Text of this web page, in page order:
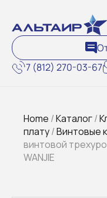
7 (812) 270-03-67
Home /Каталог/
плату/Винтовые
винтовой
WANJIE